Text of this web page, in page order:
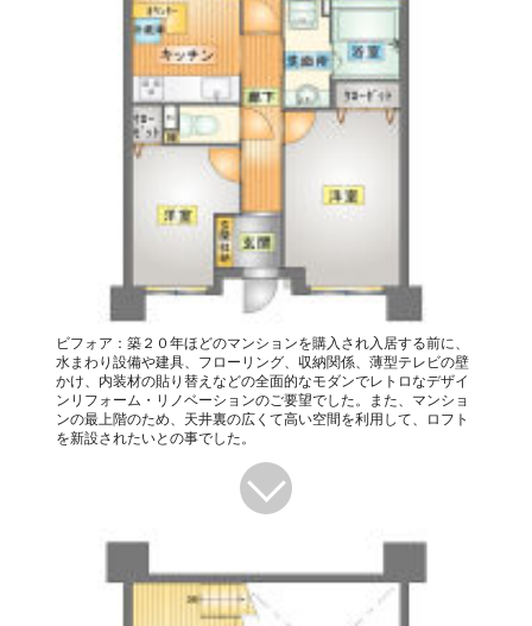
ビフォア：築２０年ほどのマンションを購入され入居する前に、
水まわり設備や建具、フローリング、収納関係、薄型テレビの壁
かけ、内装材の貼り替えなどの全面的なモダンでレトロなデザイ
ンリフォーム・リノベーションのご要望でした。また、マンショ
ンの最上階のため、天井裏の広くて高い空間を利用して、ロフト
を新設されたいとの事でした。